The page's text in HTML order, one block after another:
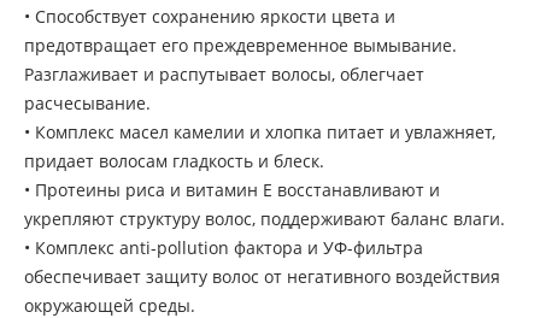
• Способствует сохранению яркости цвета и
предотвращает его преждевременное вымывание.
Разглаживает и распутывает волосы, облегчает
расчесывание.
• Комплекс масел камелии и хлопка питает и увлажняет,
придает волосам гладкость и блеск.
• Протеины риса и витамин Е восстанавливают и
укрепляют структуру волос, поддерживают баланс влаги.
• Комплекс anti-pollution фактора и УФ-фильтра
обеспечивает защиту волос от негативного воздействия
окружающей среды.